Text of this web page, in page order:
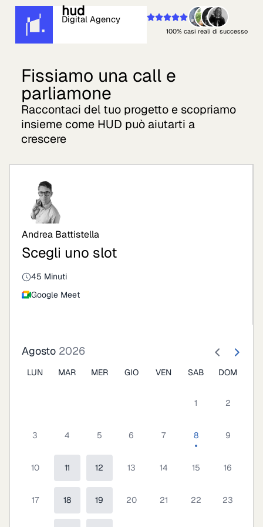
hud
Digital Agency
100% casi reali di successo
Fissiamo una call e
parliamone
Raccontaci del tuo progetto e scopriamo
insieme come HUD può aiutarti a
crescere
Andrea Battistella
Scegli uno slot
45 Minuti
Google Meet
Agosto 2026
LUN MAR MER GIO VEN SAB DOM
1 2
3 4 5 6 7 8 9
10 11 12 13 14 15 16
17 18 19 20 21 22 23